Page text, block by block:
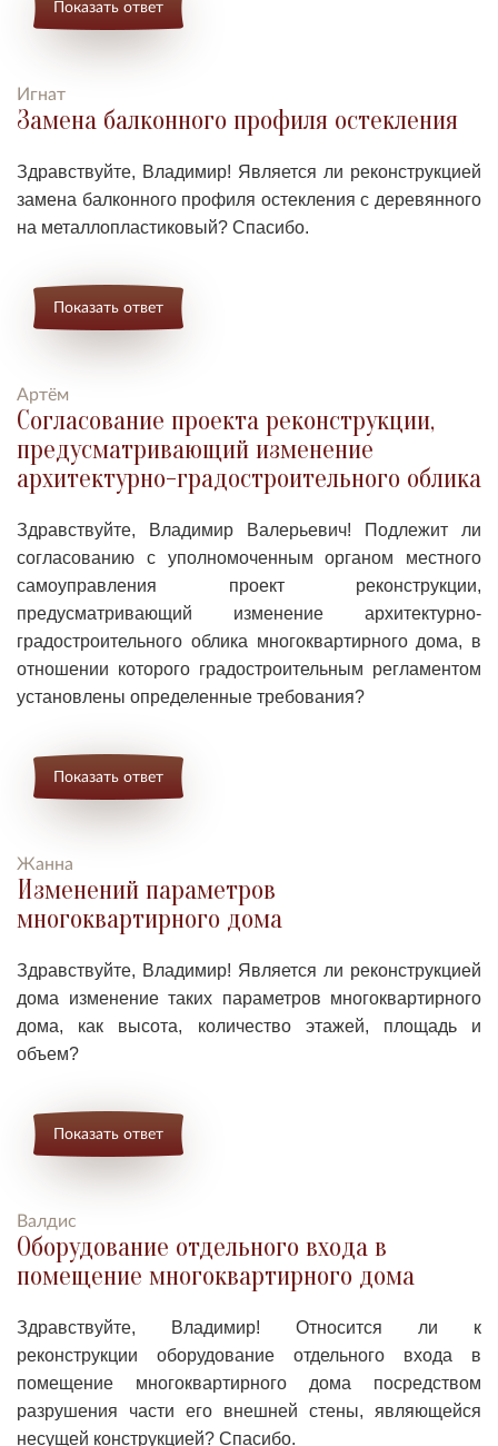
Показать ответ
Игнат
Замена балконного профиля остекления
Здравствуйте, Владимир! Я вляется ли реконструкцией
замена балконного профиля остекления с деревянного
на металлопластиковый? Спасибо.
Показать ответ
Артём
Согласование проекта реконструкции,
предусматривающий изменение
архитектурно-градостроительного облика
Здравствуйте, Владимир Валерьевич! Подлежит ли
согласованию с уполномоченным органом местного
самоуправления проект реконструкции,
предусматривающий изменение архитектурно-
градостроительного облика многоквартирного дома, в
отношении которого градостроительным регламентом
установлены определенные требования?
Показать ответ
Жанна
Изменений параметров
многоквартирного дома
Здравствуйте, Владимир! Я вляется ли реконструкцией
дома изменение таких параметров многоквартирного
дома, как высота, количество этажей, площадь и
объем?
Показать ответ
Валдис
Оборудование отдельного входа в
помещение многоквартирного дома
Здравствуйте, Владимир! Относится ли к
реконструкции оборудование отдельного входа в
помещение многоквартирного дома посредством
разрушения части его внешней стены, являющейся
несущей конструкцией? Спасибо.